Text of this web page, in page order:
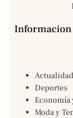
Informacion
Actualidad
Deportes
Economía
Moda y